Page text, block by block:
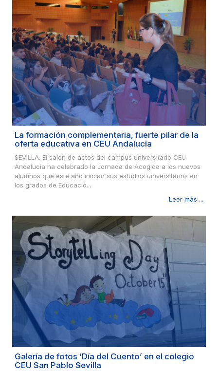
La formación complementaria, fuerte pilar de la
oferta educativa en CEU Andalucía
SEVILLA. El salón de actos del campus universitario CEU
Andalucía ha celebrado la Jornada de Acogida a los nuevos
alumnos que este año inician sus estudios universitarios en
los grados de Educació...
Leer más ...
Galería de fotos ‘Día del Cuento’ en el colegio
CEU San Pablo Sevilla